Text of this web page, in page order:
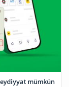
mümkün